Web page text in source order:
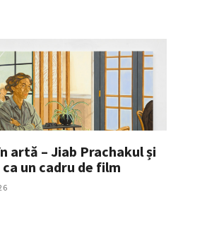
artă – Jiab Prachakul și
un cadru de film